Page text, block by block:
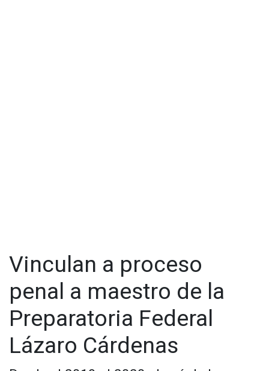
Vinculan a proceso
penal a maestro de la
Preparatoria Federal
Lázaro Cárdenas